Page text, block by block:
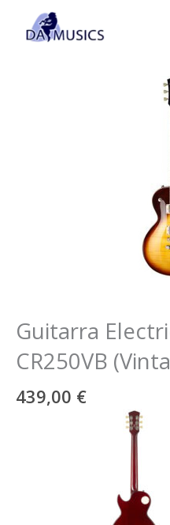
contenido
Guitarra
CR250VB
439,00 €